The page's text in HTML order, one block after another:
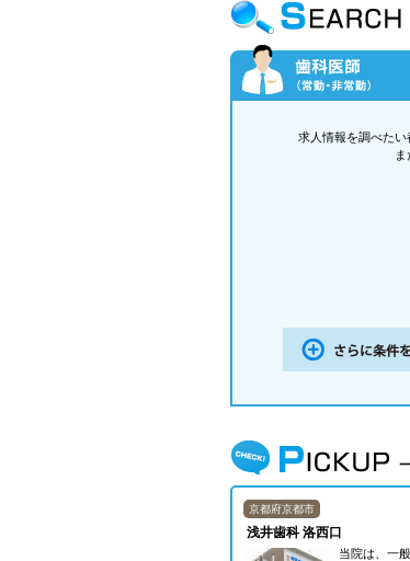
求人情報を調べたい
京都府京都市
浅井歯科 洛西口
当院は、一